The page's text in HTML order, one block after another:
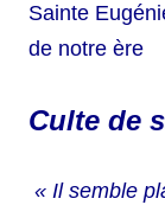
Sainte
de notre ère
Culte de
« Il semble